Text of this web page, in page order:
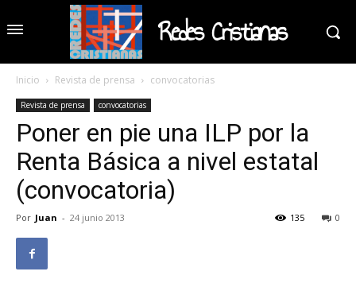
Redes Cristianas
Inicio Revista de prensa convocatorias
Revista de prensa convocatorias
Poner en pie una ILP por la
Renta Básica a nivel estatal
(convocatoria)
Por Juan - 24 junio 2013 0
135